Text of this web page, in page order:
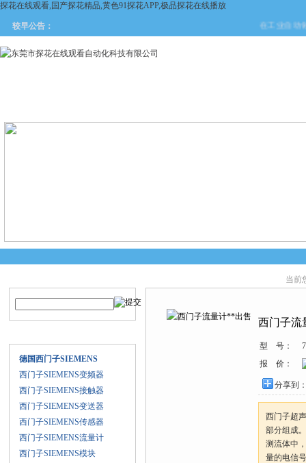
探花在线观看,国产探花精品,黄色91探花APP,极品探花在线播放
较早公告： 在工业自动化
德国西门子SIEMENS
西门子SIEMENS变频器
西门子SIEMENS接触器
西门子SIEMENS变送器
西门子SIEMENS传感器
西门子SIEMENS流量计
西门子SIEMENS模块
当前
西门子流
型 号：
报 价：
分享到
西门子超声
部分组成
测流体中
量的电信